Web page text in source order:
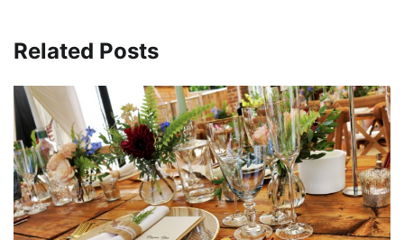
Related Posts